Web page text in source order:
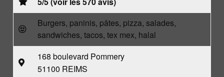
Burgers, paninis, pâtes, pizza, salades,
sandwiches, tacos, tex mex, halal
168 boulevard Pommery
51100 REIMS